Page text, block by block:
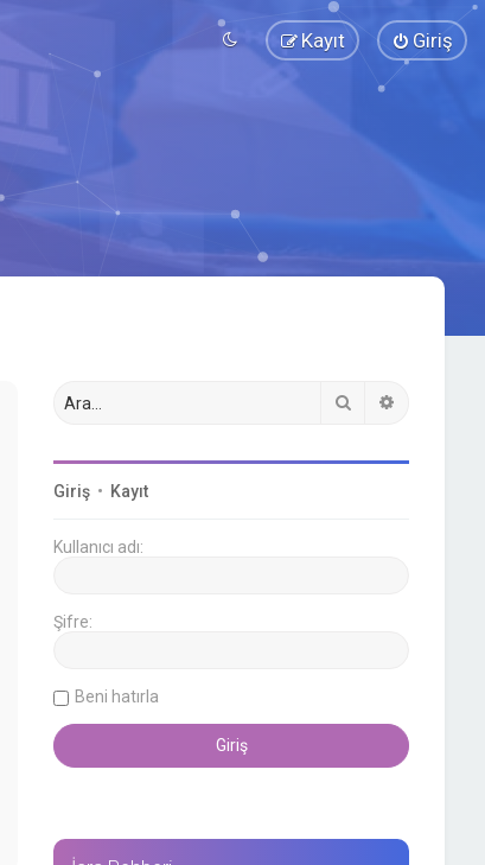
Giriş
Kayıt
Ara
Giriş • Kayıt
Kullanıcı adı:
Şifre:
Beni hatırla